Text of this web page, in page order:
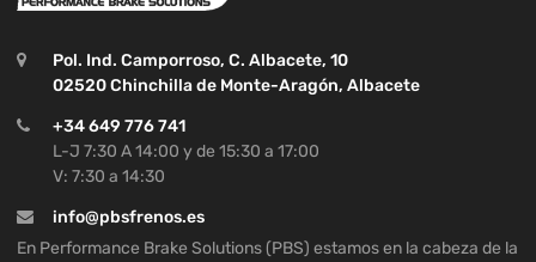
Pol. Ind. Camporroso, C. Albacete, 10
02520 Chinchilla de Monte-Aragón, Albacete
+34 649 776 741
L-J 7:30 A 14:00 y de 15:30 a 17:00
V: 7:30 a 14:30
info@pbsfrenos.es
En Performance Brake Solutions (PBS) estamos en la cabeza de la